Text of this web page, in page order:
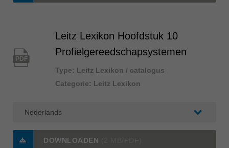
PDF
Leitz Lexikon Hoofdstuk 10
Profielgereedschapsystemen
Type: Leitz Lexikon / catalogus
Categorie: Leitz Lexikon
DOWNLOADEN